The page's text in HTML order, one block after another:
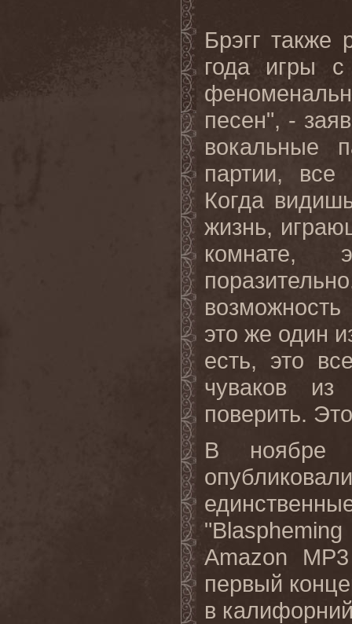
Брэгг также
года игры
песен", -
вокальные
партии,
Когда
жизнь,
комнате,
это же один
есть, это
чуваков
поверить.
В ноябре
Amazon
первый
в